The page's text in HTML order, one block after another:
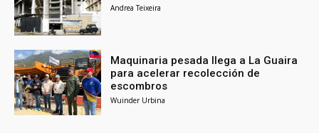
Andrea Teixeira
Maquinaria pesada llega a La Guaira
para acelerar recolección de
escombros
Wuinder Urbina